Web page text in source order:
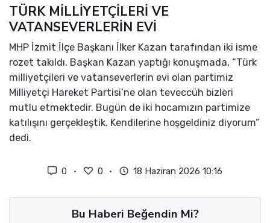
TÜRK MİLLİYETÇİLERİ VE
VATANSEVERLERİN EVİ
MHP İzmit İlçe Başkanı İlker Kazan tarafından iki isme
rozet takıldı. Başkan Kazan yaptığı konuşmada, “Türk
milliyetçileri ve vatanseverlerin evi olan partimiz
Milliyetçi Hareket Partisi’ne olan teveccüh bizleri
mutlu etmektedir. Bugün de iki hocamızın partimize
katılışını gerçekleştik. Kendilerine hoşgeldiniz diyorum”
dedi.
0 0 18 Haziran 2026 10:16
Bu Haberi Beğendin Mi?